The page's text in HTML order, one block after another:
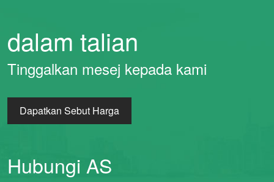
dalam talian
Tinggalkan mesej kepada kami
Dapatkan Sebut Harga
Hubungi AS